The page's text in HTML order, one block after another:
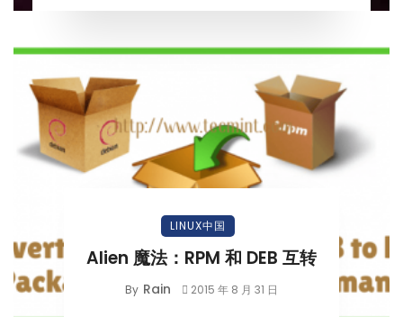
LINUX中国
Alien 魔法：RPM 和 DEB 互转
By Rain 2015 年 8 月 31 日